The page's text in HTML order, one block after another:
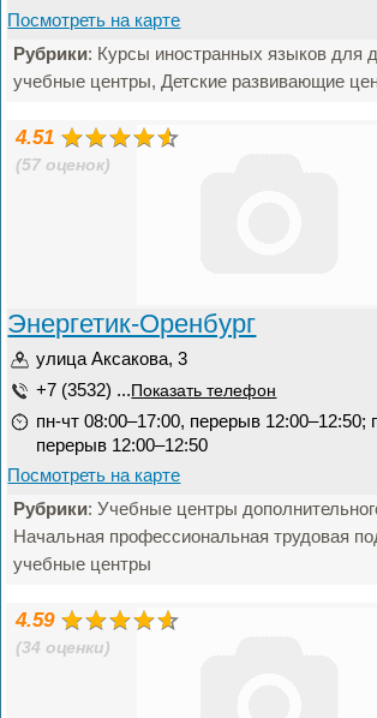
Посмотреть на карте
Рубрики: Курсы иностранных языков для
учебные центры, Детские развивающие
4.51
(57 оценок)
Энергетик-Оренбург
улица Аксакова, 3
+7 (3532) ... Показать телефон
пн-чт 08:00–17:00, перерыв 12:00–12:50;
перерыв 12:00–12:50
Посмотреть на карте
Рубрики: Учебные центры
Начальная профессиональная трудовая
учебные центры
4.59
(34 оценки)